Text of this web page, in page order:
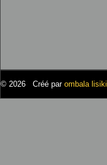
© 2026 Créé par ombala lisiki